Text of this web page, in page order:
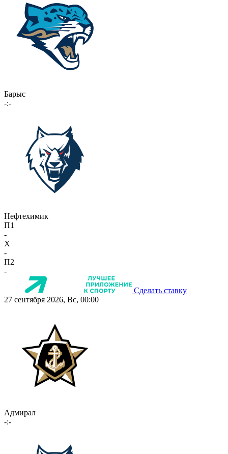
Барыс
-:-
Нефтехимик
П1
-
X
-
П2
-
Сделать ставку
27 сентября 2026, Вс, 00:00
Адмирал
-:-